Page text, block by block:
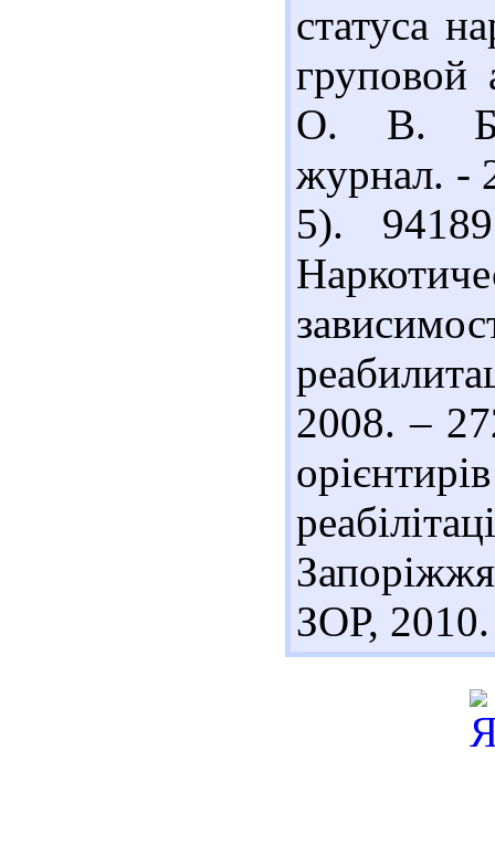
статуса
О. В.
журнал. -
5).
2008. –
ЗОР, 2010.